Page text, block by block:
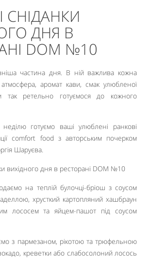
СНІДАНКИ
ДНЯ В
DOM №10
частина дня. В ній важлива кожна
аромат кави, смак улюбленої
так ретельно готуємося до кожного
готуємо ваші улюблені ранкові
comfort food з авторським почерком
Шаруєва.
на теплій булочці-бріош з соусом
хрусткий картопляний хашбраун
лососем та яйцем-пашот під соусом
з пармезаном, рікотою та трюфельною
креветки або слабосолоний лосось